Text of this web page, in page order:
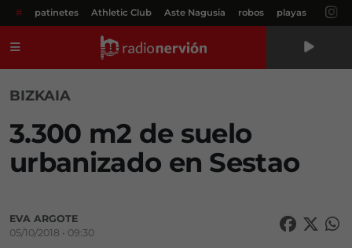
# patinetes Athletic Club Aste Nagusia robos playas
BIZKAIA
3.300 m2 de suelo
urbanizado en Sestao
EVA ARGOTE
05/10/2018 • 09:30